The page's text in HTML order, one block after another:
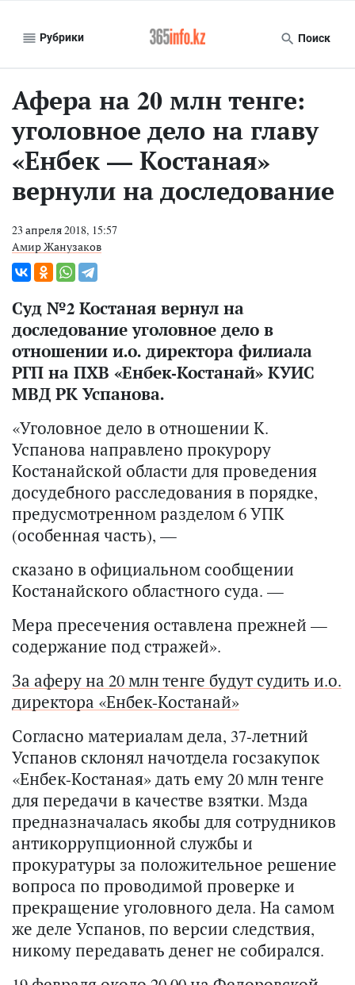
Рубрики Поиск
Афера на 20 млн тенге:
уголовное дело на главу
«Енбек — Костаная»
вернули на доследование
23 апреля 2018, 15:57
Амир Жанузаков
Суд №2 Костаная вернул на
доследование уголовное дело в
отношении и.о. директора филиала
РГП на ПХВ «Енбек-Костанай» КУИС
МВД РК Успанова.
«Уголовное дело в отношении К.
Успанова направлено прокурору
Костанайской области для проведения
досудебного расследования в порядке,
предусмотренном разделом 6 УПК
(особенная часть), —
сказано в официальном сообщении
Костанайского областного суда. —
Мера пресечения оставлена прежней —
содержание под стражей».
За аферу на 20 млн тенге будут судить и.о.
директора «Енбек-Костанай»
Согласно материалам дела, 37-летний
Успанов склонял начотдела госзакупок
«Енбек-Костаная» дать ему 20 млн тенге
для передачи в качестве взятки. Мзда
предназначалась якобы для сотрудников
антикоррупционной службы и
прокуратуры за положительное решение
вопроса по проводимой проверке и
прекращение уголовного дела. На самом
же деле Успанов, по версии следствия,
никому передавать денег не собирался.